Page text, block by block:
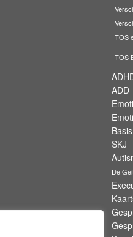
TOS
TOS
ADD
SKJ
De